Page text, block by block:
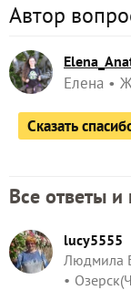
Автор
Елена
Сказать
Все ответы
lucy5555
Людмила